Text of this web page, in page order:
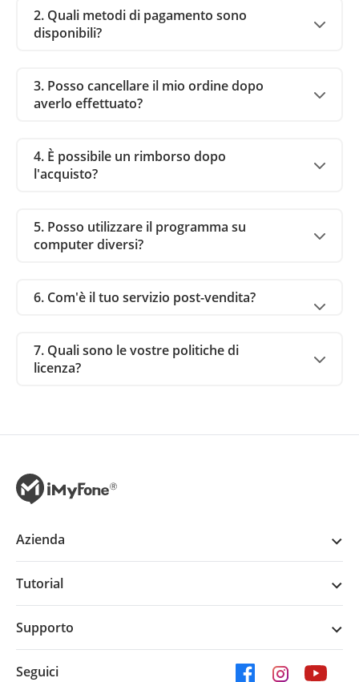
2. Quali metodi di pagamento sono
disponibili?
3. Posso cancellare il mio ordine dopo
averlo effettuato?
4. È possibile un rimborso dopo
l'acquisto?
5. Posso utilizzare il programma su
computer diversi?
6. Com'è il tuo servizio post-vendita?
7. Quali sono le vostre politiche di
licenza?
Azienda
Tutorial
Supporto
Seguici